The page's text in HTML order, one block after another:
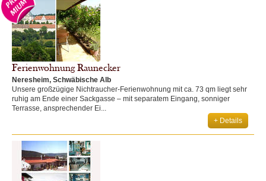
Ferienwohnung Raunecker
Neresheim, Schwäbische Alb
Unsere großzügige Nichtraucher-Ferienwohnung mit ca. 73 qm liegt sehr
ruhig am Ende einer Sackgasse – mit separatem Eingang, sonniger
Terrasse, ansprechender Ei...
+ Details